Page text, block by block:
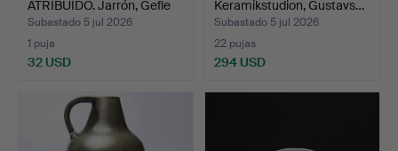
ATRIBUIDO. Jarrón, Gefle
Por…
Subastado 5 jul 2026
1 puja
32 USD
Keramikstudion, Gustavs…
Subastado 5 jul 2026
22 pujas
294 USD